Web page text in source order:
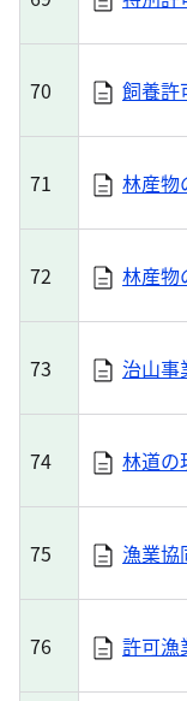
70 飼養許
71 林産物
72 林産物
73 治山事
74 林道の
75 漁業協
76 許可漁